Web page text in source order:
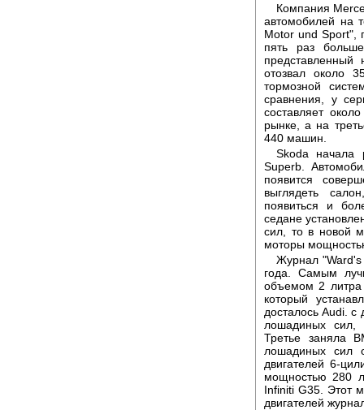
Компания
автомобилей на
Motor und Sport",
пять раз
отозвал около
тормозной
сравнения, у
составляет
рынке, а на
440 машин.
Skoda начала
Superb.
появится
выглядеть
появиться и
седане
сил, то в новой
моторы
Журнал "Ward's
года. Самым
объемом 2
который
досталось Audi.
лошадиных сил,
Третье заняла
лошадиных сил
двигателей 6-
мощностью 280
Infiniti G35. Этот
двигателей